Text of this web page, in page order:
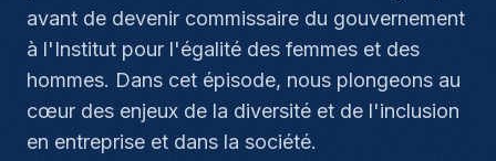
avant de devenir commissaire du gouvernement
à l'Institut pour l'égalité des femmes et des
hommes. Dans cet épisode, nous plongeons au
cœur des enjeux de la diversité et de l'inclusion
en entreprise et dans la société.